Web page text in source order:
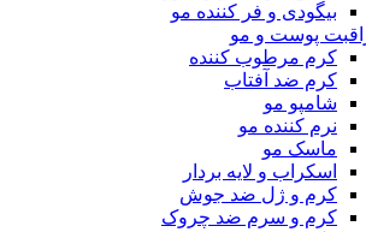
بیگودی و فر کننده مو
پوست و مو
کرم مرطوب کننده
کرم ضد آفتاب
شامپو مو
نرم کننده مو
ماسک مو
اسکراب و لایه بردار
کرم و ژل ضد جوش
کرم و سرم ضد چروک